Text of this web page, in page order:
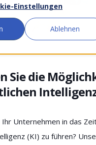
Einstellungen
Ablehnen
Sie die
Ihr Unternehmen in das
(KI) zu führen?